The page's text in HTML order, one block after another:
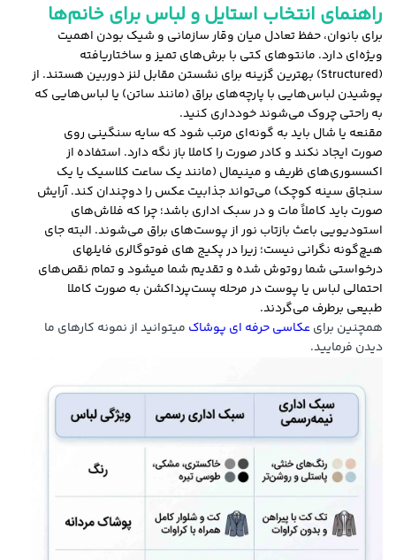
راهنمای انتخاب استایل و لباس برای خانم‌ها
برای بانوان، حفظ تعادل میان وقار سازمانی و شیک بودن اهمیت
ویژه‌ای دارد. مانتوهای کتی با برش‌های تمیز و ساختاریافته
(Structured) بهترین گزینه برای نشستن مقابل لنز دوربین هستند. از
پوشیدن لباس‌هایی با پارچه‌های براق (مانند ساتن) یا لباس‌هایی که
به راحتی چروک می‌شوند خودداری کنید.
مقنعه یا شال باید به گونه‌ای مرتب شود که سایه سنگینی روی
صورت ایجاد نکند و کادر صورت را کاملا باز نگه دارد. استفاده از
اکسسوری‌های ظریف و مینیمال (مانند یک ساعت کلاسیک یا یک
سنجاق سینه کوچک) می‌تواند جذابیت عکس را دوچندان کند. آرایش
صورت باید کاملاً مات و در سبک اداری باشد؛ چرا که فلاش‌های
استودیویی باعث بازتاب نور از پوست‌های براق می‌شوند. البته جای
هیچ‌گونه نگرانی نیست؛ زیرا در پکیج های فوتوگالری فایلهای
درخواستی شما روتوش شده و تقدیم شما میشود و تمام نقص‌های
احتمالی لباس یا پوست در مرحله پست‌پرداکشن به صورت کاملا
طبیعی برطرف می‌گردند.
همچنین برایعکاسی حرفه ای پوشاک میتوانید از نمونه کارهای ما
دیدن فرمایید.